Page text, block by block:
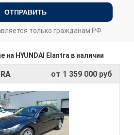
ОТПРАВИТЬ
только гражданам РФ
HYUNDAI Elantra в наличии
от 1 359 000 руб